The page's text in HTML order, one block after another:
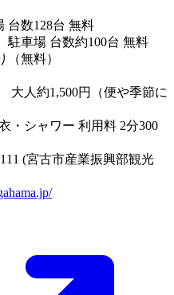
台数128台 無料
駐車場 台数約100台 無料
（無料）
大人約1,500円（便や季節に
・シャワー 利用料 2分300
(宮古市産業振興部観光